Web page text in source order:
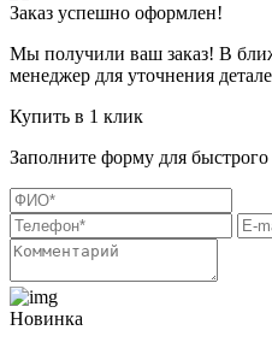
Заказ успешно оформлен!
Мы получили ваш заказ! В
менеджер для уточнения
Купить в 1 клик
Заполните форму для быстрого
Новинка